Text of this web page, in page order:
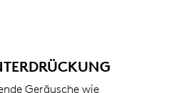
Geräusche wie